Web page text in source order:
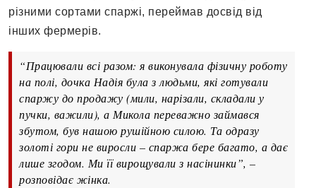
різними сортами спаржі, переймав досвід від
інших фермерів.
“Працювали всі разом: я виконувала фізичну роботу
на полі, дочка Надія була з людьми, які готували
спаржу до продажу (мили, нарізали, складали у
пучки, важили), а Микола переважно займався
збутом, був нашою рушійною силою. Та одразу
золоті гори не виросли – спаржа бере багато, а дає
лише згодом. Ми її вирощували з насінинки”, –
розповідає жінка.